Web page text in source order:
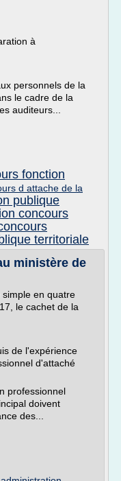
à
personnels de la
le cadre de la
auditeurs...
fonction
d attache de la
publique
concours
territoriale
ministère de
en quatre
le cachet de la
de l'expérience
d'attaché
professionnel
doivent
des...